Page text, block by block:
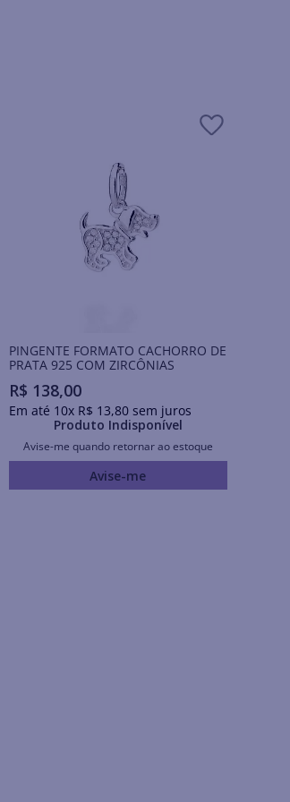
PINGENTE FORMATO CACHORRO DE
PRATA 925 COM ZIRCÔNIAS
R$ 138,00
Em até 10x R$ 13,80sem juros
Produto Indisponível
Avise-me quando retornar ao estoque
Avise-me